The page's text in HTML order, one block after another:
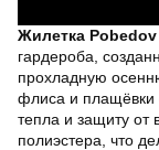
Жилетка
гардероба,
прохладную
флиса и плащёвки
тепла и защиту от
полиэстера, что